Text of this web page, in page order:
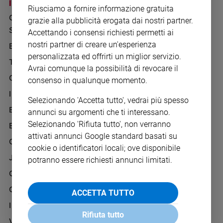
Chiesa
e
spiritualità
Devozione
e
fede
del
giorno
giorno
Società
e
I SITI SAN PAOLO
GRUPPO EDITORIALE
SAN PAOLO
BENESSERE
TELENOVA
GAZZETTA D'ALBA
IL GIORNALINO
EDICOLA SAN PAOLO
EDIZIONI SAN PAOLO
CREDERE
JESUS
GBABY
G-WEB
I LOVE ENGLISH JUNIOR
NOTE LEGALI
PRIVACY POLICY
INFORMATIVA
WHISTLEBLOWING
SOCIAL
Riusciamo a fornire informazione gratuita
grazie alla pubblicità erogata dai nostri partner.
Accettando i consensi richiesti permetti ai
nostri partner di creare un'esperienza
personalizzata ed offrirti un miglior servizio.
Avrai comunque la possibilità di revocare il
consenso in qualunque momento.
Selezionando 'Accetta tutto', vedrai più spesso
annunci su argomenti che ti interessano.
Selezionando 'Rifiuta tutto', non verranno
attivati annunci Google standard basati su
cookie o identificatori locali; ove disponibile
potranno essere richiesti annunci limitati.
ACCETTA TUTTO
Rifiuta tutto